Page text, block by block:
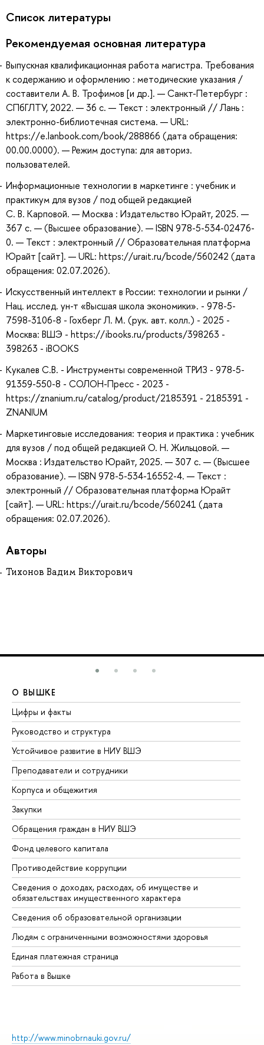
Список литературы
Рекомендуемая основная литература
Выпускная квалификационная работа магистра. Требования
к содержанию и оформлению : методические указания /
составители А. В. Трофимов [и др.]. — Санкт-Петербург :
СПбГЛТУ, 2022. — 36 с. — Текст : электронный // Лань :
электронно-библиотечная система. — URL:
https://e.lanbook.com/book/288866 (дата обращения:
00.00.0000). — Режим доступа: для авториз.
пользователей.
Информационные технологии в маркетинге : учебник и
практикум для вузов / под общей редакцией
С. В. Карповой. — Москва : Издательство Юрайт, 2025. —
367 с. — (Высшее образование). — ISBN 978-5-534-02476-
0. — Текст : электронный // Образовательная платформа
Юрайт [сайт]. — URL: https://urait.ru/bcode/560242 (дата
обращения: 02.07.2026).
Искусственный интеллект в России: технологии и рынки /
Нац. исслед. ун-т «Высшая школа экономики». - 978-5-
7598-3106-8 - Гохберг Л. М. (рук. авт. колл.) - 2025 -
Москва: ВШЭ - https://ibooks.ru/products/398263 -
398263 - iBOOKS
Кукалев С.В. - Инструменты современной ТРИЗ - 978-5-
91359-550-8 - СОЛОН-Пресс - 2023 -
https://znanium.ru/catalog/product/2185391 - 2185391 -
ZNANIUM
Маркетинговые исследования: теория и практика : учебник
для вузов / под общей редакцией О. Н. Жильцовой. —
Москва : Издательство Юрайт, 2025. — 307 с. — (Высшее
образование). — ISBN 978-5-534-16552-4. — Текст :
электронный // Образовательная платформа Юрайт
[сайт]. — URL: https://urait.ru/bcode/560241 (дата
обращения: 02.07.2026).
Авторы
Тихонов Вадим Викторович
О ВЫШКЕ
Цифры и факты
Руководство и структура
Устойчивое развитие в НИУ ВШЭ
Преподаватели и сотрудники
Корпуса и общежития
Закупки
Обращения граждан в НИУ ВШЭ
Фонд целевого капитала
Противодействие коррупции
Сведения о доходах, расходах, об имуществе и
обязательствах имущественного характера
Сведения об образовательной организации
Людям с ограниченными возможностями здоровья
Единая платежная страница
Работа в Вышке
http://www.minobrnauki.gov.ru/